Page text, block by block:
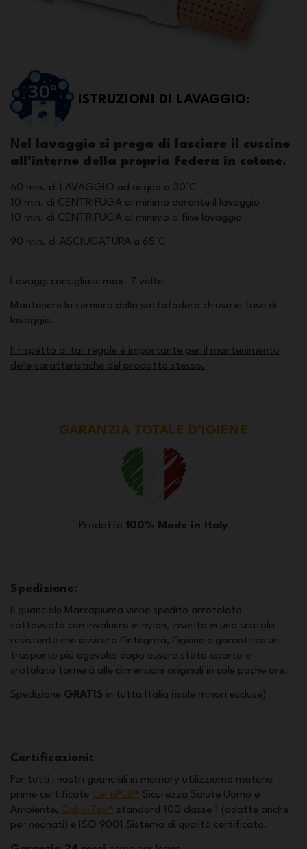
ISTRUZIONI DI LAVAGGIO:
N el lavaggio si prega di lasciare il cuscino
all'interno della propria federa in cotone.
60 min. di LAVAGGIO ad acqua a 30°C
10 min. di CENTRIFUGA al minimo durante il lavaggio
10 min. di CENTRIFUGA al minimo a fine lavaggio
90 min. di ASCIUGATURA a 65°C
Lavaggi consigliati: max. 7 volte
Mantenere la cerniera della sottofodera chiusa in fase di
lavaggio.
Il rispetto di tali regole è importante per il mantenimento
delle caratteristiche del prodotto stesso.
GARANZIA TOTALE D’IGIENE
Prodotto 100% Made in Italy
Spedizione:
Il guanciale Marcapiuma viene spedito arrotolato
sottovuoto con involucro in nylon, inserito in una scatola
resistente che assicura l’integrità, l’igiene e garantisce un
trasporto più agevole; dopo essere stato aperto e
srotolato tornerà alle dimensioni originali in sole poche ore.
Spedizione GRATIS in tutta Italia (isole minori escluse)
Certificazioni:
Per tutti i nostri guanciali in memory utilizziamo materie
prime certificate CertiPUR® Sicurezza Salute Uomo e
Ambiente, Oeko-Tex® standard 100 classe 1 (adatte anche
per neonati) e ISO 9001 Sistema di qualità certificato.